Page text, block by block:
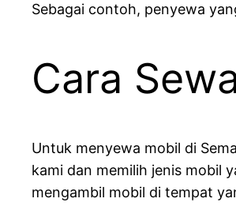
Sebagai contoh, penyewa
Cara
Untuk menyewa mobil di
kami dan memilih jenis mobil
mengambil mobil di tempat